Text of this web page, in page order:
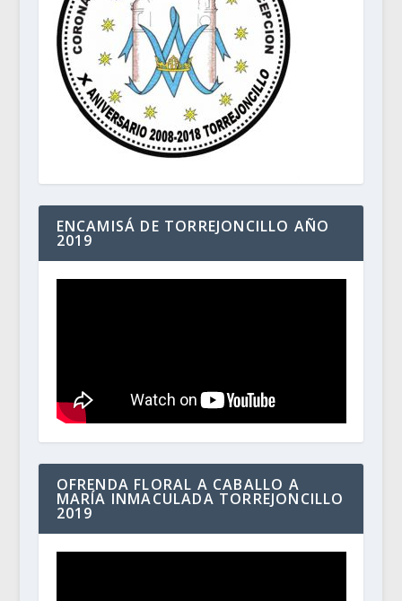
ENCAMISÁ DE TORREJONCILLO AÑO
2019
OFRENDA FLORAL A CABALLO A
MARÍA INMACULADA TORREJONCILLO
2019